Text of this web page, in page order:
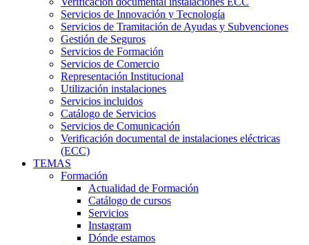
Servicios de Innovación y Tecnología
Servicios de Tramitación de Ayudas y Subvenciones
Gestión de Seguros
Servicios de Formación
Servicios de Comercio
Representación Institucional
Utilización instalaciones
Servicios incluidos
Catálogo de Servicios
Servicios de Comunicación
Verificación documental de instalaciones eléctricas
(ECC)
TEMAS
Formación
Actualidad de Formación
Catálogo de cursos
Servicios
Instagram
Dónde estamos